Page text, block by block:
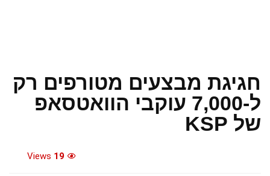
חגיגת מבצעים מטורפים רק
ל-7,000 עוקבי הוואטסאפ
של KSP
19